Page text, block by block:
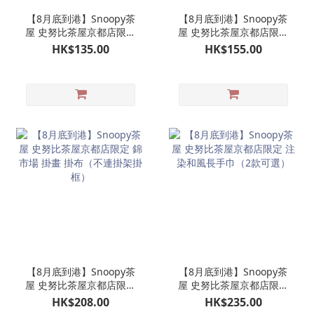
【8月底到港】Snoopy茶
屋 史努比茶屋京都店限定
焙茶茶包茶筒
HK$135.00
【8月底到港】Snoopy茶
屋 史努比茶屋京都店限定
陶瓷製茶杯 陶製日式和風
HK$155.00
【8月底到港】Snoopy茶
屋 史努比茶屋京都店限定
錦市場 掛畫 掛布（不連掛
架掛框）
HK$208.00
【8月底到港】Snoopy茶
屋 史努比茶屋京都店限定
注染和風長手巾（2款可
選）
HK$235.00